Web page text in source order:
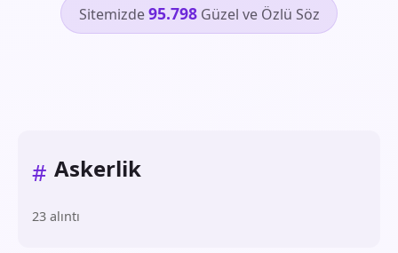
Sitemizde95.798Güzel ve Özlü Söz
# Askerlik
23 alıntı